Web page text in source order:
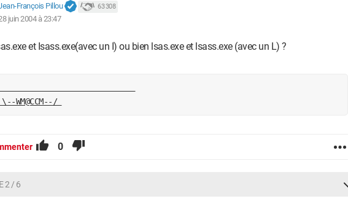
François Pillou 63 308
juin 2004 à 23:47
et Isass.exe(avec un I) ou bien lsas.exe et lsass.exe (avec un L) ?
WM@CCM--/
0
2 / 6